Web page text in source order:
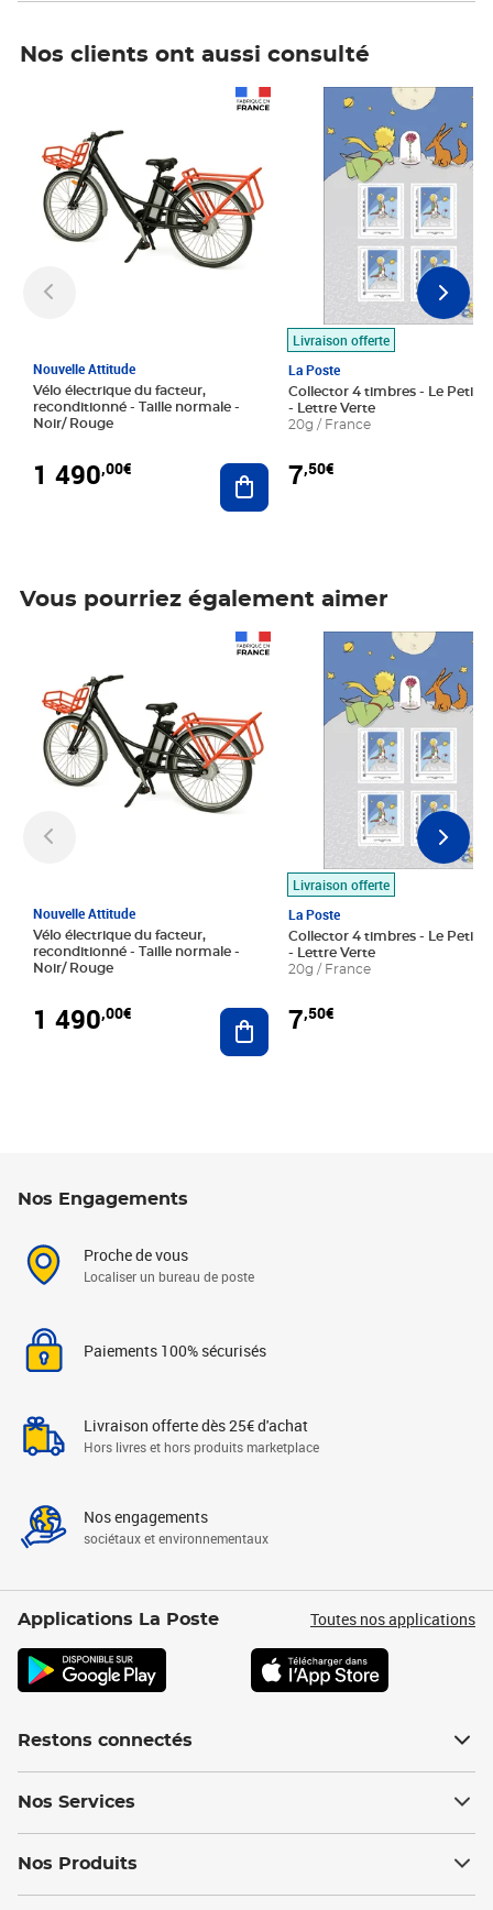
Nos clients ont aussi consulté
Nouvelle Attitude
Vélo électrique du facteur,
reconditionné - Taille normale -
Noir/ Rouge
1 490,00€ Ajouter au panier
Livraison offerte
La Poste
Collector 4 timbres - Le Petit
- Lettre Verte
20g / France
7,50€
Prix 7,50€
Vous pourriez également aimer
Nouvelle Attitude
Vélo électrique du facteur,
reconditionné - Taille normale -
Noir/ Rouge
1 490,00€ Ajouter au panier
Livraison offerte
La Poste
Collector 4 timbres - Le Petit
- Lettre Verte
20g / France
7,50€
Prix 7,50€
Nos Engagements
Proche de vous
Localiser un bureau de poste
Paiements 100% sécurisés
Livraison offerte dès 25€ d'achat
Hors livres et hors produits marketplace
Nos engagements
sociétaux et environnementaux
Applications La Poste Toutes nos applications
Restons connectés
Nos Services
Nos Produits